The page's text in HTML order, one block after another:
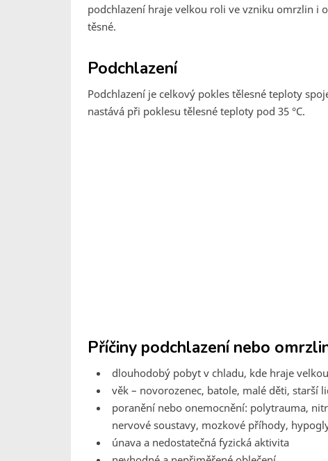
podchlazení hraje velkou roli ve vzniku omrzlin i
těsné.
Podchlazení
Podchlazení je celkový pokles tělesné teploty
nastává při poklesu tělesné teploty pod 35 °C.
Příčiny podchlazení nebo
dlouhodobý pobyt v chladu, kde hraje
věk – novorozenec, batole, malé děti, starší
poranění nebo onemocnění: polytrauma,
nervové soustavy, mozkové příhody,
únava a nedostatečná fyzická aktivita